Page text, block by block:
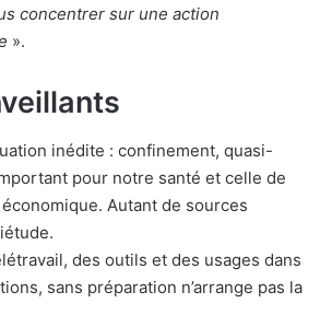
concentrer sur une action
».
inédite : confinement, quasi-
pour notre santé et celle de
Autant de sources
des outils et des usages dans
sans préparation n’arrange pas la